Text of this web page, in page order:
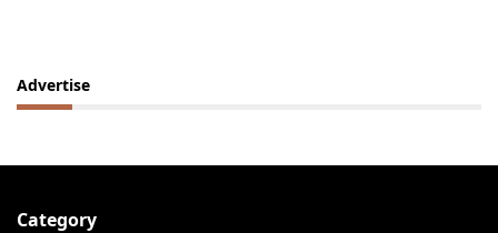
Advertise
Category